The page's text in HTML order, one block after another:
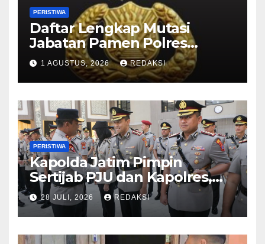
PERISTIWA
Daftar Lengkap Mutasi
Jabatan Pamen Polres
Jajaran Polda Jatim 2026
1 AGUSTUS, 2026 REDAKSI
PERISTIWA
Kapolda Jatim Pimpin
Sertijab PJU dan Kapolres,
Perkuat Regenerasi
Kepemimpinan dan
Pelayanan Presisi
28 JULI, 2026 REDAKSI